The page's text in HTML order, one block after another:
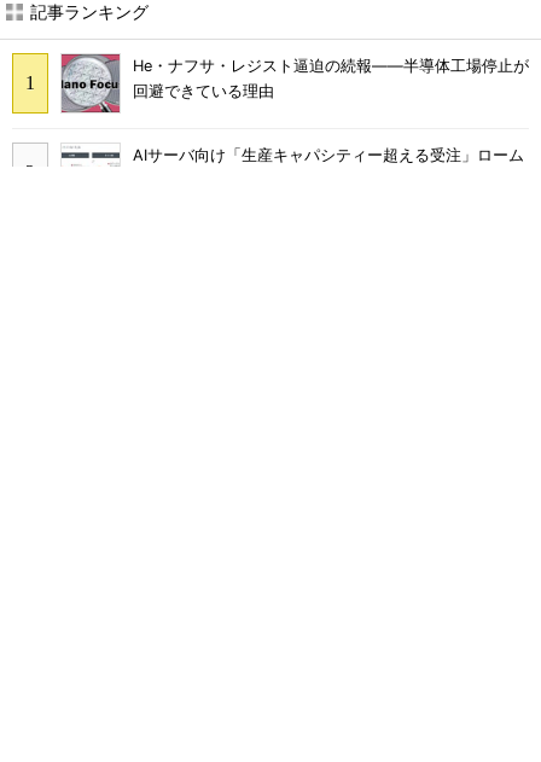
記事ランキング
He・ナフサ・レジスト逼迫の続報――半導体工場停止が
回避できている理由
AIサーバ向け「生産キャパシティー超える受注」ローム